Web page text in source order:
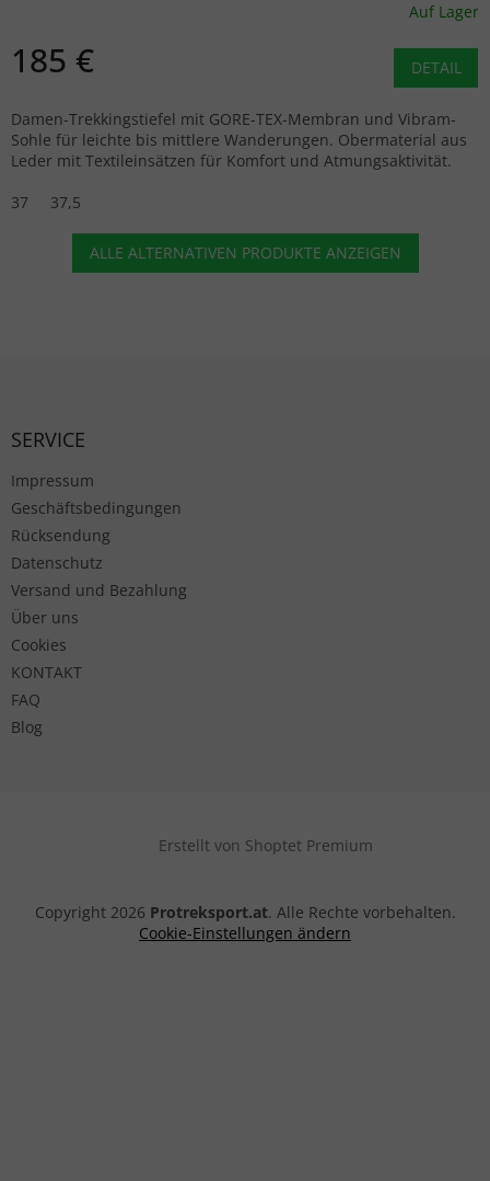
Auf Lager
185 € DETAIL
Damen-Trekkingstiefel mit GORE-TEX-Membran und Vibram-
Sohle für leichte bis mittlere Wanderungen. Obermaterial aus
Leder mit Textileinsätzen für Komfort und Atmungsaktivität.
37
37,5
ALLE ALTERNATIVEN PRODUKTE ANZEIGEN
SERVICE
Impressum
Geschäftsbedingungen
Rücksendung
Datenschutz
Versand und Bezahlung
Über uns
Cookies
KONTAKT
FAQ
Blog
Erstellt von Shoptet Premium
Copyright 2026 Protreksport.at. Alle Rechte vorbehalten.
Cookie-Einstellungen ändern